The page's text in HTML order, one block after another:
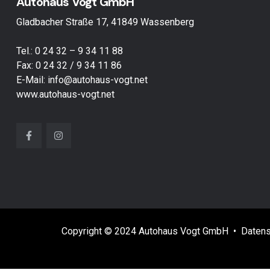
Gladbacher Straße 17, 41849 Wassenberg
Tel.: 0 24 32 – 9 34 11 88
Fax: 0 24 32 / 9 34 11 86
E-Mail: info@autohaus-vogt.net
www.autohaus-vogt.net
Copyright © 2024 Autohaus Vogt GmbH •